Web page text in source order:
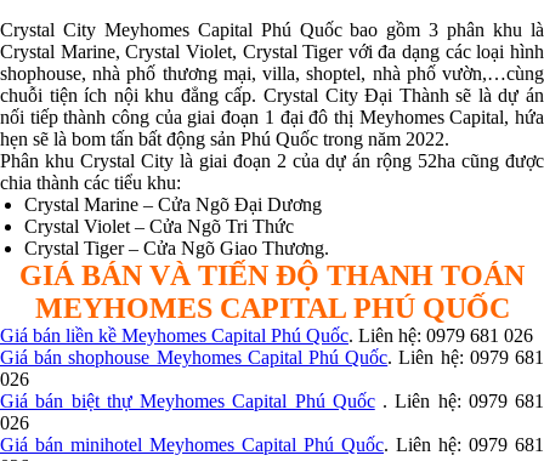
Crystal City Meyhomes Capital Phú Quốc bao gồm 3 phân khu là
Crystal Marine, Crystal Violet, Crystal Tiger với đa dạng các loại hình
shophouse, nhà phố thương mại, villa, shoptel, nhà phố vườn,…cùng
chuỗi tiện ích nội khu đẳng cấp. Crystal City Đại Thành sẽ là dự án
nối tiếp thành công của giai đoạn 1 đại đô thị Meyhomes Capital, hứa
hẹn sẽ là bom tấn bất động sản Phú Quốc trong năm 2022.
Phân khu Crystal City là giai đoạn 2 của dự án rộng 52ha cũng được
chia thành các tiểu khu:
Crystal Marine – Cửa Ngõ Đại Dương
Crystal Violet – Cửa Ngõ Tri Thức
Crystal Tiger – Cửa Ngõ Giao Thương.
GIÁ BÁN VÀ TIẾN ĐỘ THANH TOÁN
MEYHOMES CAPITAL PHÚ QUỐC
Giá bán liền kề Meyhomes Capital Phú Quốc. Liên hệ: 0979 681 026
Giá bán shophouse Meyhomes Capital Phú Quốc. Liên hệ: 0979 681
026
Giá bán biệt thự Meyhomes Capital Phú Quốc. Liên hệ: 0979 681
026
Giá bán minihotel Meyhomes Capital Phú Quốc. Liên hệ: 0979 681